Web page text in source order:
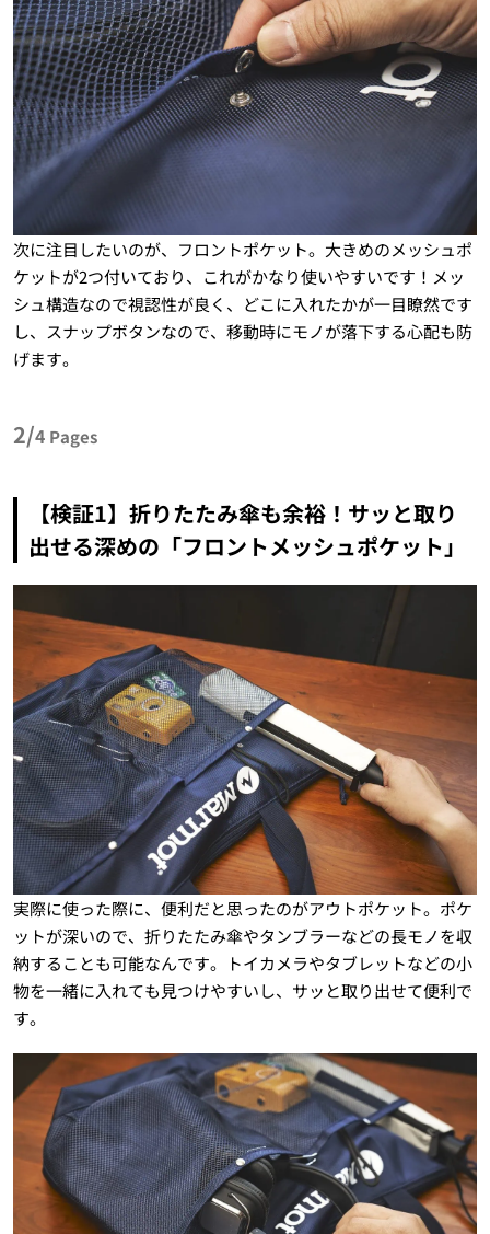
次に注目したいのが、フロントポケット。大きめのメッシュポ
ケットが2つ付いており、これがかなり使いやすいです！メッ
シュ構造なので視認性が良く、どこに入れたかが一目瞭然です
し、スナップボタンなので、移動時にモノが落下する心配も防
げます。
2/4 Pages
【検証1】折りたたみ傘も余裕！サッと取り
出せる深めの「フロントメッシュポケット」
実際に使った際に、便利だと思ったのがアウトポケット。ポケ
ットが深いので、折りたたみ傘やタンブラーなどの長モノを収
納することも可能なんです。トイカメラやタブレットなどの小
物を一緒に入れても見つけやすいし、サッと取り出せて便利で
す。